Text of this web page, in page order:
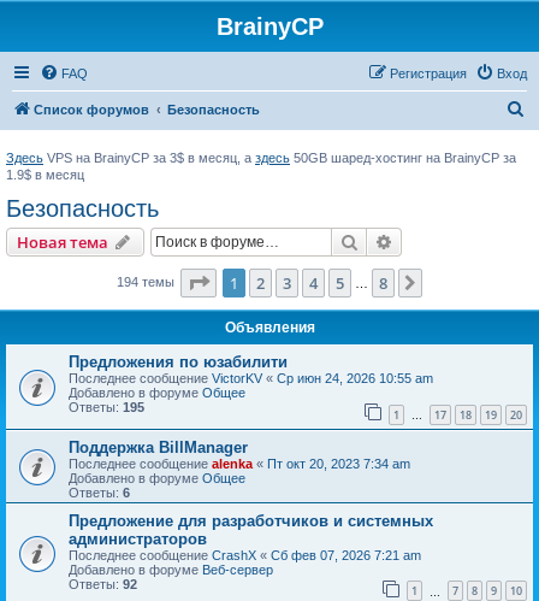
BrainyCP
FAQ Вход
Регистрация
Список форумов Безопасность
Здесь VPS на BrainyCP за 3$ в месяц, а здесь 50GB шаред-хостинг на BrainyCP за
1.9$ в месяц
Безопасность
Новая тема Поиск
194 темы Страница из
1 2 3 4 5 8
Объявления
Предложения по юзабилити
Последнее сообщение VictorKV « Ср июн 24, 2026 10:55 am
Добавлено в форуме Общее
Ответы: 195 1 … 17 18 19 20
Поддержка BillManager
Последнее сообщение alenka « Пт окт 20, 2023 7:34 am
Добавлено в форуме Общее
Ответы: 6
Предложение для разработчиков и системных
администраторов
Последнее сообщение CrashX « Сб фев 07, 2026 7:21 am
Добавлено в форуме Веб-сервер
Ответы: 92 1 7 8 9 10